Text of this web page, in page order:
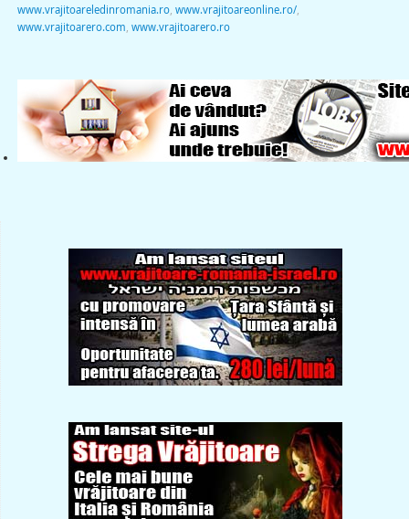
www.vrajitoareledinromania.ro, www.vrajitoareonline.ro/,
www.vrajitoarero.com www.vrajitoarero.ro